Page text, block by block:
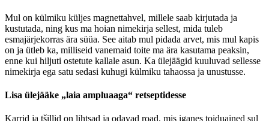
Mul on külmiku küljes magnettahvel, millele saab kirjutada ja
kustutada, ning kus ma hoian nimekirja sellest, mida tuleb
esmajärjekorras ära süüa. See aitab mul pidada arvet, mis mul kapis
on ja ütleb ka, milliseid vanemaid toite ma ära kasutama peaksin,
enne kui hiljuti ostetute kallale asun. Ka ülejäägid kuuluvad sellesse
nimekirja ega satu sedasi kuhugi külmiku tahaossa ja unustusse.
Lisa ülejääke „laia ampluaaga“ retseptidesse
Karrid ja tšillid on lihtsad ja odavad road, mis iganes toiduained sul